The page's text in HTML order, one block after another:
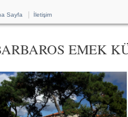
Sayfa İletişim
EMEK